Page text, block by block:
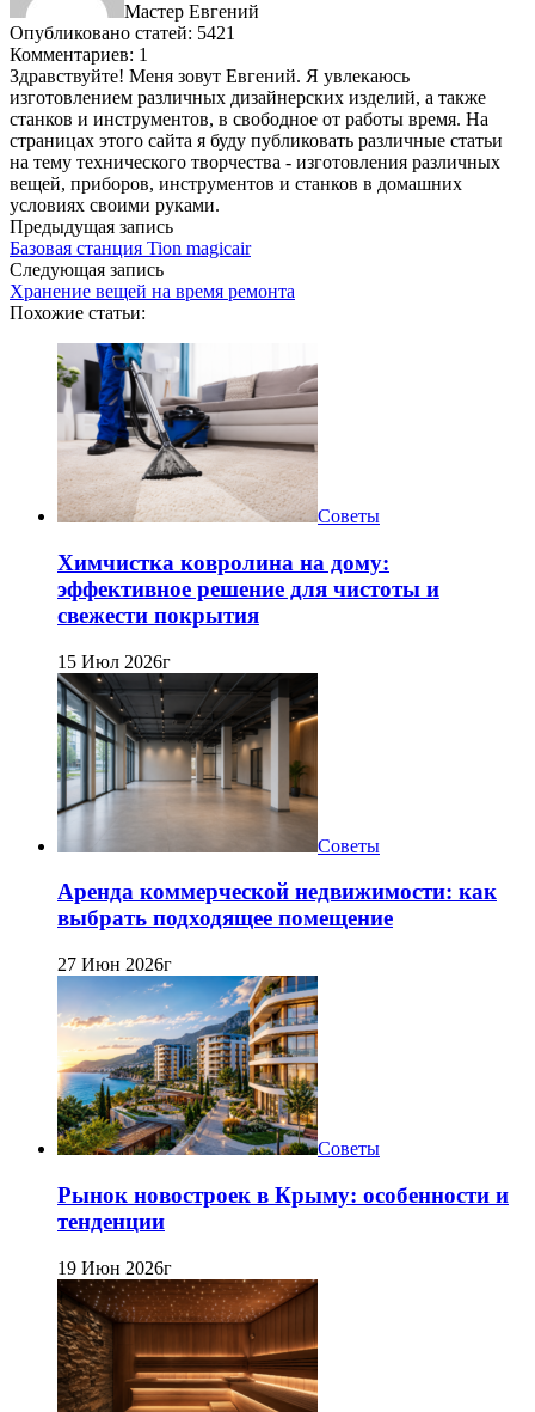
Мастер Евгений
Опубликовано статей: 5421
Комментариев: 1
Здравствуйте! Меня зовут Евгений. Я увлекаюсь
изготовлением различных дизайнерских изделий, а также
станков и инструментов, в свободное от работы время. На
страницах этого сайта я буду публиковать различные статьи
на тему технического творчества - изготовления различных
вещей, приборов, инструментов и станков в домашних
условиях своими руками.
Предыдущая запись
Базовая станция Tion magicair
Следующая запись
Хранение вещей на время ремонта
Похожие статьи:
Советы
Химчистка ковролина на дому:
эффективное решение для чистоты и
свежести покрытия
15 Июл 2026г
Советы
Аренда коммерческой недвижимости: как
выбрать подходящее помещение
27 Июн 2026г
Советы
Рынок новостроек в Крыму: особенности и
тенденции
19 Июн 2026г